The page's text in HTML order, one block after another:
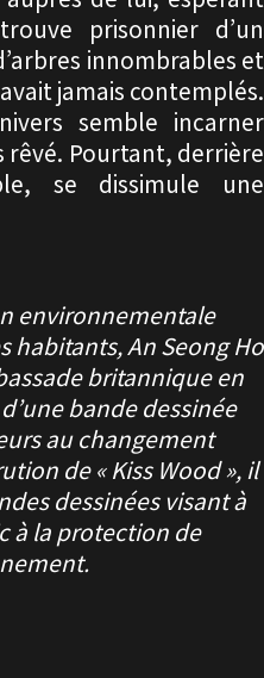
prisonnier d’un
innombrables et
jamais contemplés.
semble incarner
rêvé. Pourtant, derrière
se dissimule une
environnementale
habitants, An Seong Ho
britannique en
bande dessinée
au changement
de « Kiss Wood », il
dessinées visant à
à la protection de